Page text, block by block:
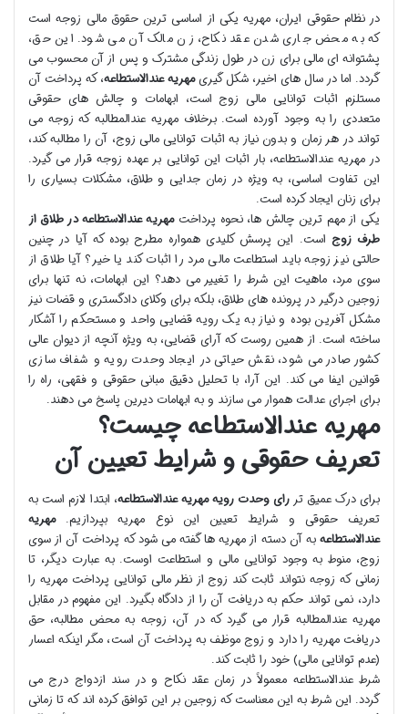
در نظام حقوقی ایران، مهریه یکی از اساسی ترین حقوق مالی زوجه است
که به محض جاری شدن عقد نکاح، زن مالک آن می شود. این حق،
پشتوانه ای مالی برای زن در طول زندگی مشترک و پس از آن محسوب می
گردد. اما در سال های اخیر، شکل گیریمهریه عندالاستطاعه، که پرداخت آن
مستلزم اثبات توانایی مالی زوج است، ابهامات و چالش های حقوقی
متعددی را به وجود آورده است. برخلاف مهریه عندالمطالبه که زوجه می
تواند در هر زمان و بدون نیاز به اثبات توانایی مالی زوج، آن را مطالبه کند،
در مهریه عندالاستطاعه، بار اثبات این توانایی بر عهده زوجه قرار می گیرد.
این تفاوت اساسی، به ویژه در زمان جدایی و طلاق، مشکلات بسیاری را
برای زنان ایجاد کرده است.
یکی از مهم ترین چالش ها، نحوه پرداختمهریه عندالاستطاعه در طلاق از
طرف زوج است. این پرسش کلیدی همواره مطرح بوده که آیا در چنین
حالتی نیز زوجه باید استطاعت مالی مرد را اثبات کند یا خیر؟ آیا طلاق از
سوی مرد، ماهیت این شرط را تغییر می دهد؟ این ابهامات، نه تنها برای
زوجین درگیر در پرونده های طلاق، بلکه برای وکلای دادگستری و قضات نیز
مشکل آفرین بوده و نیاز به یک رویه قضایی واحد و مستحکم را آشکار
ساخته است. از همین روست که آرای قضایی، به ویژه آنچه از دیوان عالی
کشور صادر می شود، نقش حیاتی در ایجاد وحدت رویه و شفاف سازی
قوانین ایفا می کند. این آرا، با تحلیل دقیق مبانی حقوقی و فقهی، راه را
برای اجرای عدالت هموار می سازند و به ابهامات دیرین پاسخ می دهند.
مهریه عندالاستطاعه چیست؟
تعریف حقوقی و شرایط تعیین آن
برای درک عمیق تررای وحدت رویه مهریه عندالاستطاعه، ابتدا لازم است به
تعریف حقوقی و شرایط تعیین این نوع مهریه بپردازیم.مهریه
عندالاستطاعهبه آن دسته از مهریه ها گفته می شود که پرداخت آن از سوی
زوج، منوط به وجود توانایی مالی و استطاعت اوست. به عبارت دیگر، تا
زمانی که زوجه نتواند ثابت کند زوج از نظر مالی توانایی پرداخت مهریه را
دارد، نمی تواند حکم به دریافت آن را از دادگاه بگیرد. این مفهوم در مقابل
مهریه عندالمطالبه قرار می گیرد که در آن، زوجه به محض مطالبه، حق
دریافت مهریه را دارد و زوج موظف به پرداخت آن است، مگر اینکه اعسار
(عدم توانایی مالی) خود را ثابت کند.
شرط عندالاستطاعه معمولاً در زمان عقد نکاح و در سند ازدواج درج می
گردد. این شرط به این معناست که زوجین بر این توافق کرده اند که تا زمانی